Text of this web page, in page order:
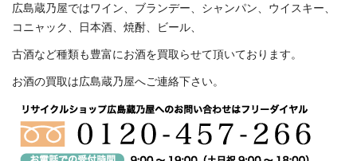
広島蔵乃屋ではワイン、ブランデー、シャンパン、ウイスキー、
コニャック、日本酒、焼酎、ビール、
古酒など種類も豊富にお酒を買取らせて頂いております。
お酒の買取は広島蔵乃屋へご連絡下さい。